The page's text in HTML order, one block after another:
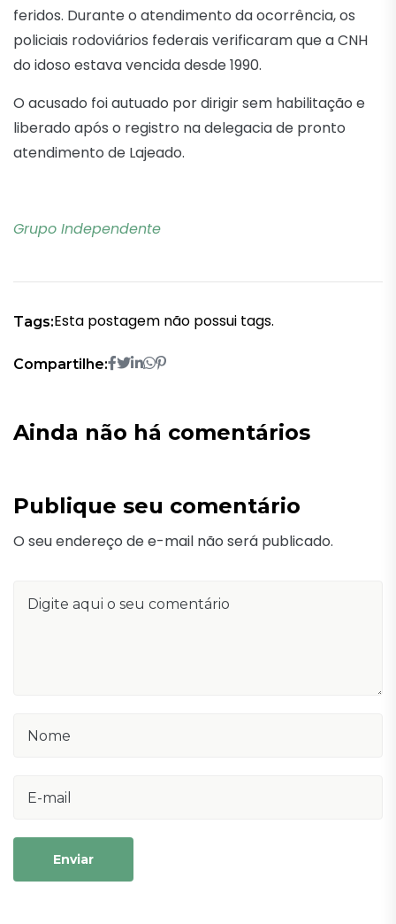
feridos. Durante o atendimento da ocorrência, os
policiais rodoviários federais verificaram que a CNH
do idoso estava vencida desde 1990.
O acusado foi autuado por dirigir sem habilitação e
liberado após o registro na delegacia de pronto
atendimento de Lajeado.
Grupo Independente
Tags:Esta postagem não possui tags.
Compartilhe:
Ainda não há comentários
Publique seu comentário
O seu endereço de e-mail não será publicado.
Enviar